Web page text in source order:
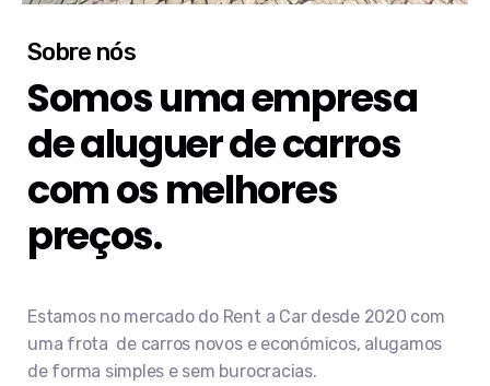
Sobre nós
Somos uma empresa
de aluguer de carros
com os melhores
preços.
Estamos no mercado do Rent a Car desde 2020 com
uma frota de carros novos e económicos, alugamos
de forma simples e sem burocracias.